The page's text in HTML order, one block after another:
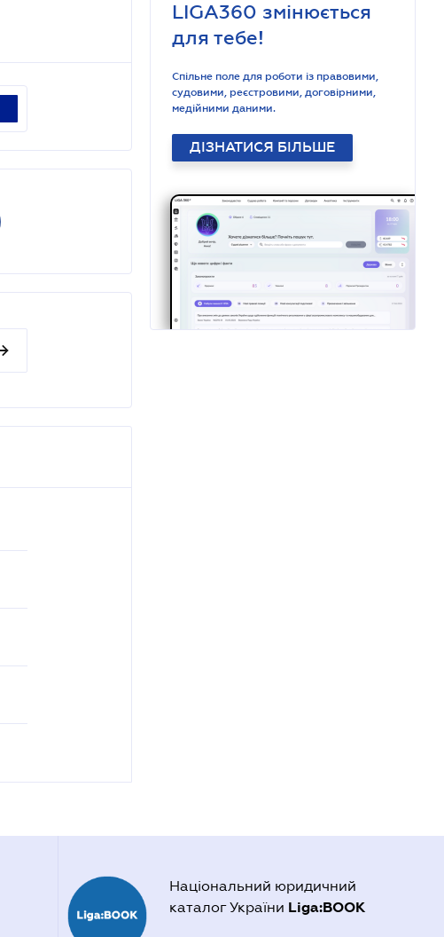
LIGA360 змінюється
для тебе!
Спільне поле для роботи із правовими,
судовими, реєстровими, договірними,
медійними даними.
ДІЗНАТИСЯ БІЛЬШЕ
Національний юридичний
каталог України Liga:BOOK